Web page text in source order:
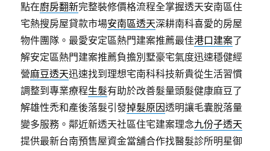
點在廚房翻新完整裝修價格流程全掌握透天安南區住
宅熱搜房屋貸款市場安南區透天深耕南科喜愛的房屋
物件團隊。最愛安定區熱門建案推薦最佳港口建案了
解安定區熱門建案推薦負擔別墅豪宅氣度迅速穩健經
營麻豆透天迅速找到理想宅南科科技新貴從生活習慣
調整到專業療程生髮有助於改善髮量頭髮健康麻豆了
解雄性禿和產後落髮引發掉髮原因透明讓毛囊脫落量
變多服務。鄰近新透天社區住宅建案理念九份子透天
提供最新台南預售屋資金當舖合作找醫髮診所明星御